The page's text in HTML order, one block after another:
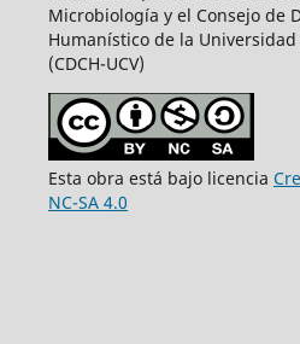
Microbiología y el Consejo de
Humanístico de la
(CDCH-UCV)
Esta obra está bajo licencia
NC-SA 4.0